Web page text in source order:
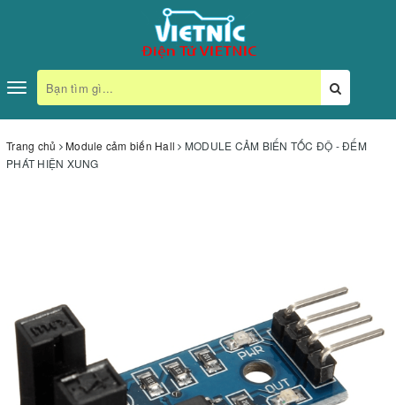
Toggle
navigation
Trang chủ Module cảm biến Hall
MODULE CẢM BIẾN TỐC ĐỘ - ĐẾM
PHÁT HIỆN XUNG